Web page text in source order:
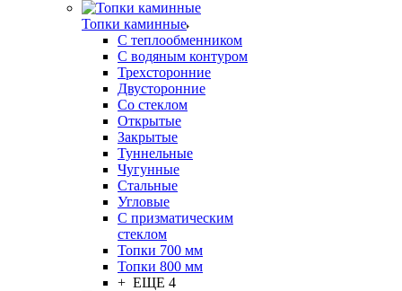
Топки каминные
С теплообменником
С водяным контуром
Трехсторонние
Двусторонние
Со стеклом
Открытые
Закрытые
Туннельные
Чугунные
Стальные
Угловые
С призматическим
стеклом
Топки 700 мм
Топки 800 мм
+ ЕЩЕ 4